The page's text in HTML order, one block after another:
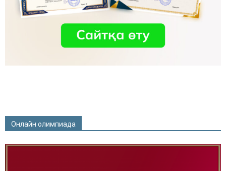
Онлайн олимпиада